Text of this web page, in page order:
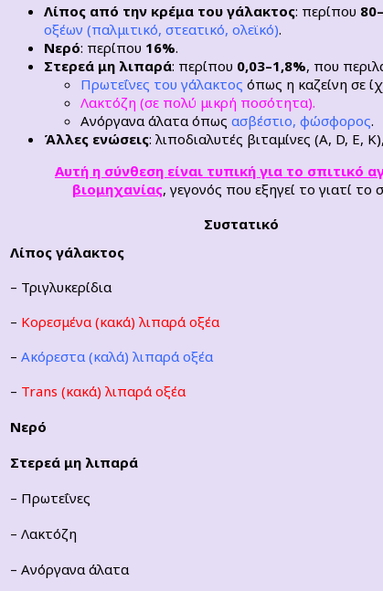
Λίπος από την κρέμα του γάλακτος: περίπου
οξέων (παλμιτικό, στεατικό, ολεϊκό).
Νερό: περίπου 16%.
Στερεά μη λιπαρά: περίπου 0,03–1,8%, που
Πρωτεΐνες του γάλακτος όπως η καζείνη σε
Λακτόζη (σε πολύ μικρή ποσότητα).
Ανόργανα άλατα όπως ασβέστιο, φώσφορος.
Άλλες ενώσεις: λιποδιαλυτές βιταμίνες (A, D, E,
Αυτή η σύνθεση είναι τυπική για το
βιομηχανίας, γεγονός που εξηγεί το γιατί
Συστατικό
Λίπος γάλακτος
– Τριγλυκερίδια
– Κορεσμένα (κακά) λιπαρά οξέα
– Ακόρεστα (καλά) λιπαρά οξέα
– Trans (κακά) λιπαρά οξέα
Νερό
Στερεά μη λιπαρά
– Πρωτεΐνες
– Λακτόζη
– Ανόργανα άλατα